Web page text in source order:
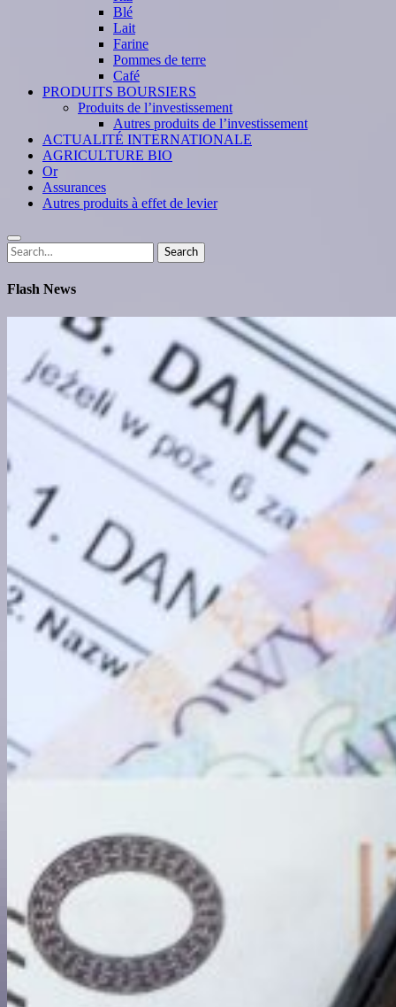
Blé
Lait
Farine
Pommes de terre
Café
PRODUITS BOURSIERS
Produits de l’investissement
Autres produits de l’investissement
ACTUALITÉ INTERNATIONALE
AGRICULTURE BIO
Or
Assurances
Autres produits à effet de levier
Search
for:
Search
Flash News